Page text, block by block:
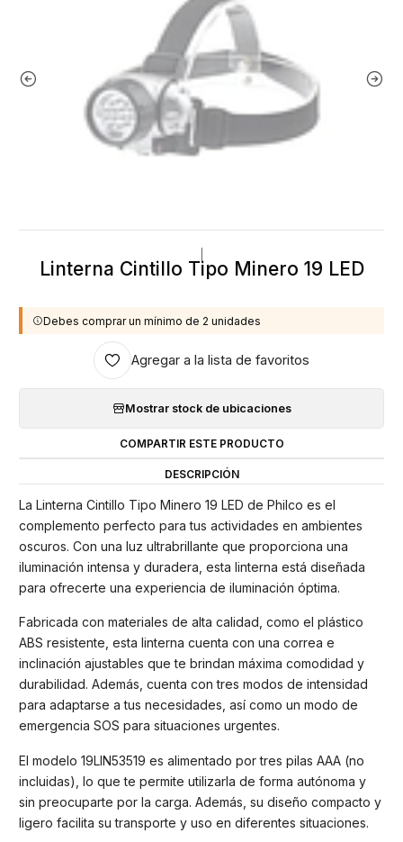
Linterna Cintillo Tipo Minero 19 LED
Debes comprar un mínimo de 2 unidades
Agregar a la lista de favoritos
Mostrar stock de ubicaciones
COMPARTIR ESTE PRODUCTO
DESCRIPCIÓN
La Linterna Cintillo Tipo Minero 19 LED de Philco es el
complemento perfecto para tus actividades en ambientes
oscuros. Con una luz ultrabrillante que proporciona una
iluminación intensa y duradera, esta linterna está diseñada
para ofrecerte una experiencia de iluminación óptima.
Fabricada con materiales de alta calidad, como el plástico
ABS resistente, esta linterna cuenta con una correa e
inclinación ajustables que te brindan máxima comodidad y
durabilidad. Además, cuenta con tres modos de intensidad
para adaptarse a tus necesidades, así como un modo de
emergencia SOS para situaciones urgentes.
El modelo 19LIN53519 es alimentado por tres pilas AAA (no
incluidas), lo que te permite utilizarla de forma autónoma y
sin preocuparte por la carga. Además, su diseño compacto y
ligero facilita su transporte y uso en diferentes situaciones.